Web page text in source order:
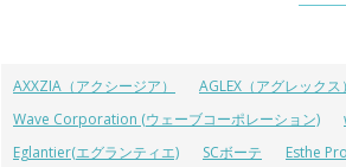
AXXZIA（アクシージア） AGLEX（アグレックス）
Wave Corporation (ウェーブコーポレーション)
Eglantier(エグランティエ)
SCボーテ Esthe